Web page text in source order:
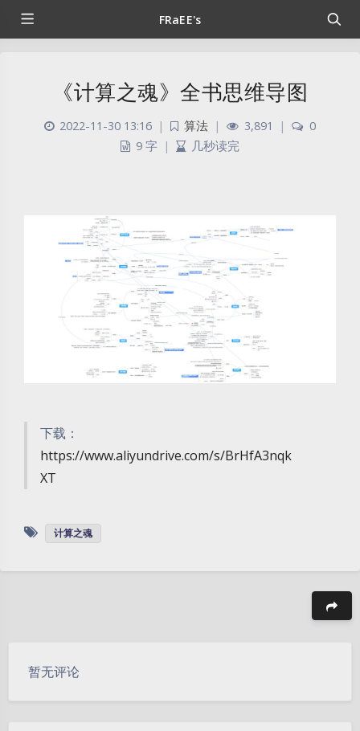
FRaEE's
《计算之魂》全书思维导图
2022-11-30 13:16 | 算法 | 3,891 |
0
9 字 | 几秒读完
下载：
https://www.aliyundrive.com/s/BrHfA3nqk
XT
计算之魂
暂无评论